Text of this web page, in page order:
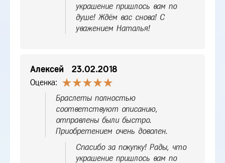
украшение пришлось вам по
душе! Ждём вас снова! С
уважением Наталья!
Алексей 23.02.2018
Оценка:
Браслеты полностью
соответствуют описанию,
отправлены были быстро.
Приобретением очень доволен.
Спасибо за покупку! Рады, что
украшение пришлось вам по